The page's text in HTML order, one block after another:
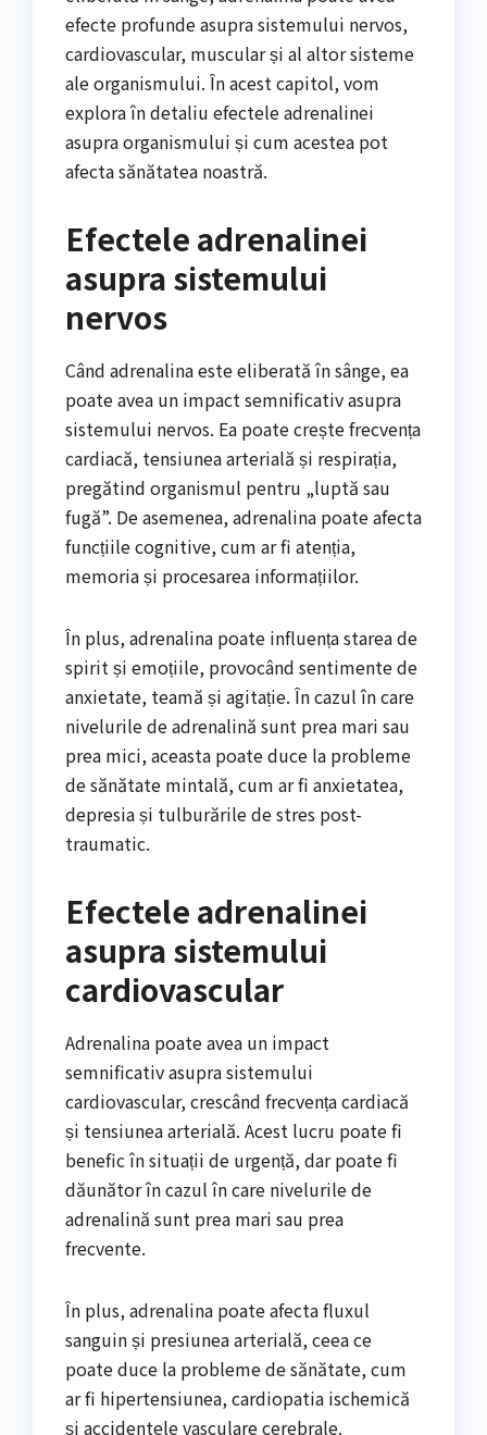
efecte profunde asupra sistemului nervos,
cardiovascular, muscular și al altor sisteme
ale organismului. În acest capitol, vom
explora în detaliu efectele adrenalinei
asupra organismului și cum acestea pot
afecta sănătatea noastră.
Efectele adrenalinei
asupra sistemului
nervos
Când adrenalina este eliberată în sânge, ea
poate avea un impact semnificativ asupra
sistemului nervos. Ea poate crește frecvența
cardiacă, tensiunea arterială și respirația,
pregătind organismul pentru „luptă sau
fugă”. De asemenea, adrenalina poate afecta
funcțiile cognitive, cum ar fi atenția,
memoria și procesarea informațiilor.
În plus, adrenalina poate influența starea de
spirit și emoțiile, provocând sentimente de
anxietate, teamă și agitație. În cazul în care
nivelurile de adrenalină sunt prea mari sau
prea mici, aceasta poate duce la probleme
de sănătate mintală, cum ar fi anxietatea,
depresia și tulburările de stres post-
traumatic.
Efectele adrenalinei
asupra sistemului
cardiovascular
Adrenalina poate avea un impact
semnificativ asupra sistemului
cardiovascular, crescând frecvența cardiacă
și tensiunea arterială. Acest lucru poate fi
benefic în situații de urgență, dar poate fi
dăunător în cazul în care nivelurile de
adrenalină sunt prea mari sau prea
frecvente.
În plus, adrenalina poate afecta fluxul
sanguin și presiunea arterială, ceea ce
poate duce la probleme de sănătate, cum
ar fi hipertensiunea, cardiopatia ischemică
și accidentele vasculare cerebrale.